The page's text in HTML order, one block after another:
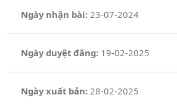
Ngày nhận bài: 23-07-2024
Ngày duyệt đăng:19-02-2025
Ngày xuất bản: 28-02-2025